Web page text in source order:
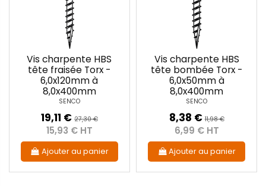
Vis charpente HBS
tête fraisée Torx -
6,0x120mm à
8,0x400mm
SENCO
19,11 € 27,30 €
15,93 € HT
Ajouter au panier
Vis charpente HBS
tête bombée Torx -
6,0x50mm à
8,0x400mm
SENCO
8,38 €11,98 €
6,99 € HT
Ajouter au panier